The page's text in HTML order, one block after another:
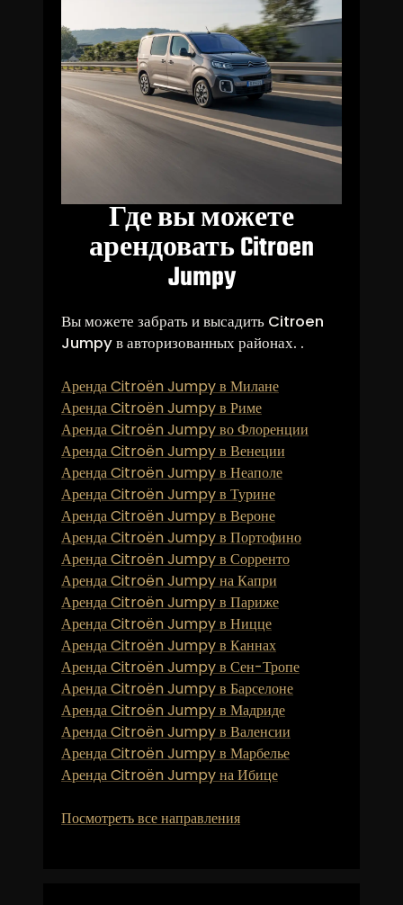
Где вы можете
арендовать Citroen
Jumpy
Вы можете забрать и высадить Citroen
Jumpy в авторизованных районах. .
Аренда Citroën Jumpy в Милане
Аренда Citroën Jumpy в Риме
Аренда Citroën Jumpy во Флоренции
Аренда Citroën Jumpy в Венеции
Аренда Citroën Jumpy в Неаполе
Аренда Citroën Jumpy в Турине
Аренда Citroën Jumpy в Вероне
Аренда Citroën Jumpy в Портофино
Аренда Citroën Jumpy в Сорренто
Аренда Citroën Jumpy на Капри
Аренда Citroën Jumpy в Париже
Аренда Citroën Jumpy в Ницце
Аренда Citroën Jumpy в Каннах
Аренда Citroën Jumpy в Сен-Тропе
Аренда Citroën Jumpy в Барселоне
Аренда Citroën Jumpy в Мадриде
Аренда Citroën Jumpy в Валенсии
Аренда Citroën Jumpy в Марбелье
Аренда Citroën Jumpy на Ибице
Посмотреть все направления